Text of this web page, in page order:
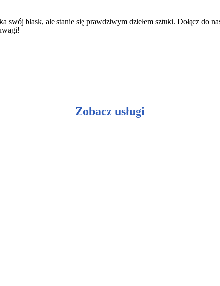
swój blask, ale stanie się prawdziwym dziełem sztuki. Dołącz do
Zobacz usługi